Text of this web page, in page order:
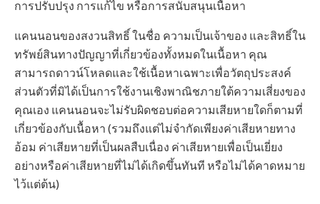
การปรับปรุง การแก้ไข หรือการสนับสนุนเนื้อหา
แคนนอนของสงวนสิทธิ์ ในชื่อ ความเป็นเจ้าของ และสิทธิ์ใน
ทรัพย์สินทางปัญญาที่เกี่ยวข้องทั้งหมดในเนื้อหา คุณ
สามารถดาวน์โหลดและใช้เนื้อหาเฉพาะเพื่อวัตถุประสงค์
ส่วนตัวที่มิได้เป็นการใช้งานเชิงพาณิชภายใต้ความเสี่ยงของ
คุณเอง แคนนอนจะไม่รับผิดชอบต่อความเสียหายใดก็ตามที่
เกี่ยวข้องกับเนื้อหา (รวมถึงแต่ไม่จำกัดเพียงค่าเสียหายทาง
อ้อม ค่าเสียหายที่เป็นผลสืบเนื่อง ค่าเสียหายเพื่อเป็นเยี่ยง
อย่างหรือค่าเสียหายที่ไม่ได้เกิดขึ้นทันที หรือไม่ได้คาดหมาย
ไว้แต่ต้น)